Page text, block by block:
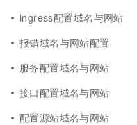
ingress配置域名与网站
报错域名与网站配置
服务配置域名与网站
接口配置域名与网站
配置源站域名与网站